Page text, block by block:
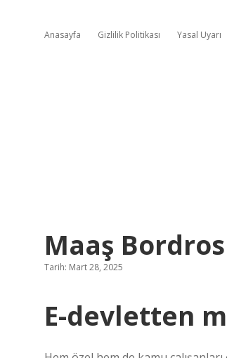
Anasayfa Gizlilik Politikası Yasal Uyarı
Maaş
Tarih: Mart 28, 2025
E-devletten